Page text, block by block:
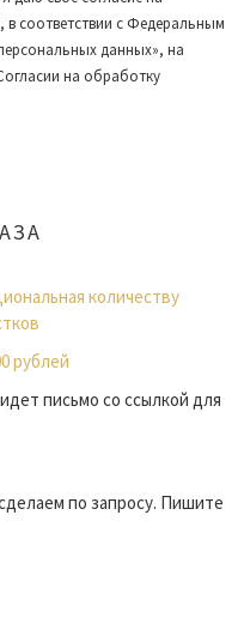
соответствии с Федеральным
данных», на
на обработку
количеству
рублей
письмо со ссылкой для
по запросу. Пишите